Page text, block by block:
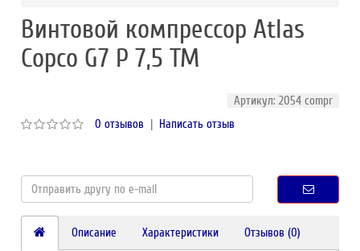
Винтовой компрессор Atlas
Copco G7 P 7,5 TM
Артикул: 2054 compr
0 отзывов | Написать отзыв
Описание Характеристики Отзывов (0)